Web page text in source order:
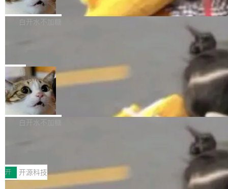
的。 从 deb 到 snap 的迁移路径 hwctl 是 rust-
hwlib 硬件 API 库的一部分，命令行工具负责查
ation 就曝出她将重回 OpenAI，负责递归自我
改进方向的研究。她是 Thinking Machines 过
一在人才争夺战中失血的公司。六月，Google
连失两员大将：Noam Shazeer 去了 Op...
FFmpeg 9.0 现已发布，包含多项改进。官方更
新日志列出的 9.0 版本主要更新内容如下： 扩
er HE-AAC 960 解码 (DAB+) transpose_cuda
filter 添加 AMF Frame Rate Converter (vf_frc
_amf) filter SMPTE 2094-50 元数据支持和直
通 ProRes RAW VideoToolbox 硬件加速器 AP
V ...
白开水不加糖
Code 在 X 上发帖：「DeepSeek Flash did 8T
tokens on August 1st. 5T of free usage + 3T
on OpenCode Go.」79.8 万次浏览，连带着 #
DeepSeek一天消耗了8万亿# 上了微博热搜——
注意这是 OpenCode 一家的消耗。 OpenCode
不完。」5T 来自免费额度，3T 来自 Go...
局
NetBSD 11.0 正式发布
NetBSD 11.0 现已正式发布，这是 NetBSD 操
作系统的第十八个主要版本。 自 NetBSD 10.1
ve JH71XX 的设备，例如 VisionFive 2、PINE
64 STAR64，以及 QEMU。 增强了对 POSIX.1
白开水不加糖
案
享会在上海举办。鸿蒙生态的全场景智慧营销平
台鲸鸿动能协同华为游戏中心，面向游戏行业开
开 开源科技